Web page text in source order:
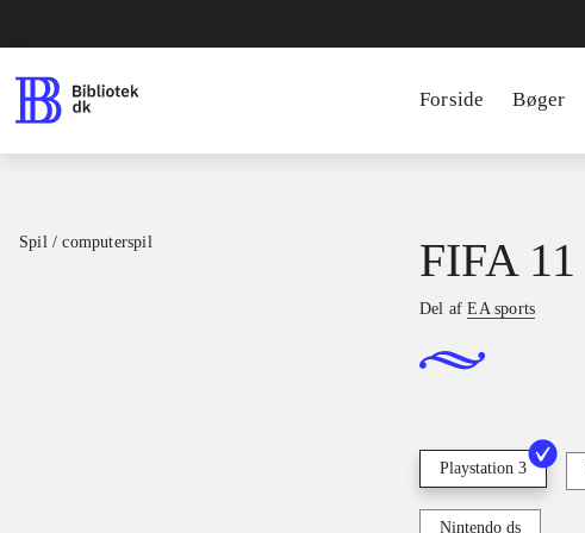
Forside Bøger
Spil / computerspil FIFA 11
Del afEA sports
Playstation 3
Nintendo ds